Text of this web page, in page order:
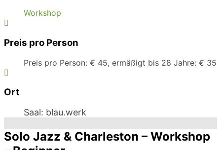
Workshop
Preis pro Person
Preis pro Person: € 45, ermäßigt bis 28 Jahre: € 35
Ort
Saal: blau.werk
Solo Jazz & Charleston – Workshop